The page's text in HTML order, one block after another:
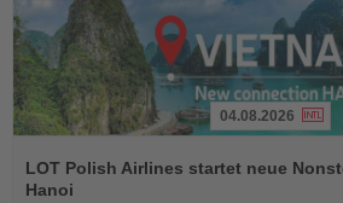
Sie
die
04.08.2026
LOT Polish Airlines startet neue
Hanoi